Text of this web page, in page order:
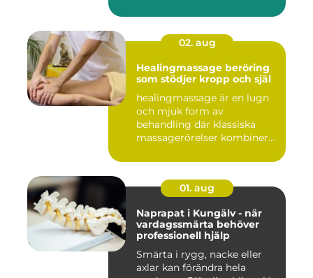
02. aug
Healingmassage beröring
som stödjer kropp och själ
healingmassage är en lugn
och mjuk form av
behandling där klassiska
massagerörelser kombineras
01. aug
Naprapat i Kungälv - när
vardagssmärta behöver
professionell hjälp
Smärta i rygg, nacke eller
axlar kan förändra hela